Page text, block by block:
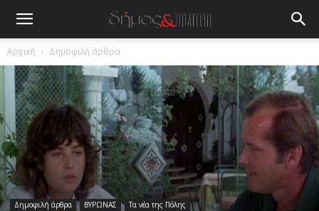
Αρχική Δημοφιλή άρθρα
Δημοφιλή άρθρα ΒΥΡΩΝΑΣ Τα νέα της Πόλης